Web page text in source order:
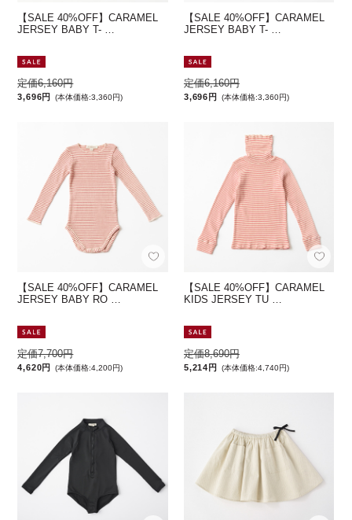
【SALE 40%OFF】CARAMEL
JERSEY BABY T- …
定価6,160円
3,696円 (本体価格:3,360円)
【SALE 40%OFF】CARAMEL
JERSEY BABY T- …
定価6,160円
3,696円 (本体価格:3,360円)
【SALE 40%OFF】CARAMEL
JERSEY BABY RO …
定価7,700円
4,620円 (本体価格:4,200円)
【SALE 40%OFF】CARAMEL
KIDS JERSEY TU …
定価8,690円
5,214円 (本体価格:4,740円)